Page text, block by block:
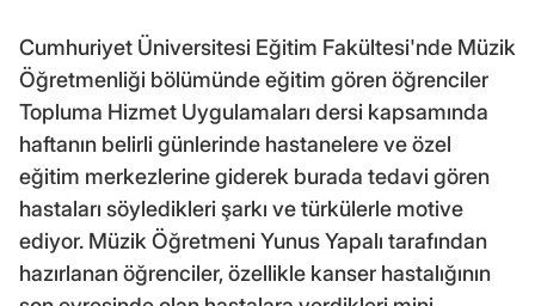
Cumhuriyet Üniversitesi Eğitim Fakültesi'nde Müzik
Öğretmenliği bölümünde eğitim gören öğrenciler
Topluma Hizmet Uygulamaları dersi kapsamında
haftanın belirli günlerinde hastanelere ve özel
eğitim merkezlerine giderek burada tedavi gören
hastaları söyledikleri şarkı ve türkülerle motive
ediyor. Müzik Öğretmeni Yunus Yapalı tarafından
hazırlanan öğrenciler, özellikle kanser hastalığının